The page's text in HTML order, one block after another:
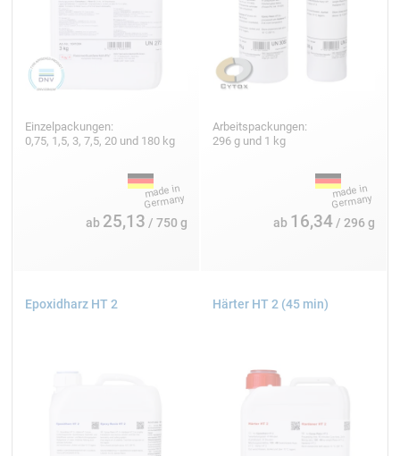
Einzelpackungen:
0,75, 1,5, 3, 7,5, 20 und 180 kg
ab 25,13 / 750 g
Arbeitspackungen:
296 g und 1 kg
ab 16,34/ 296 g
Epoxidharz HT 2 Härter HT 2 (45 min)